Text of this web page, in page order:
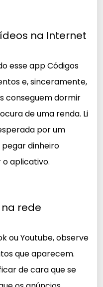
na Internet
esse app Códigos
e, sinceramente,
conseguem dormir
de uma renda. Li
por um
pegar dinheiro
aplicativo.
rede
ou Youtube, observe
que aparecem.
de cara que se